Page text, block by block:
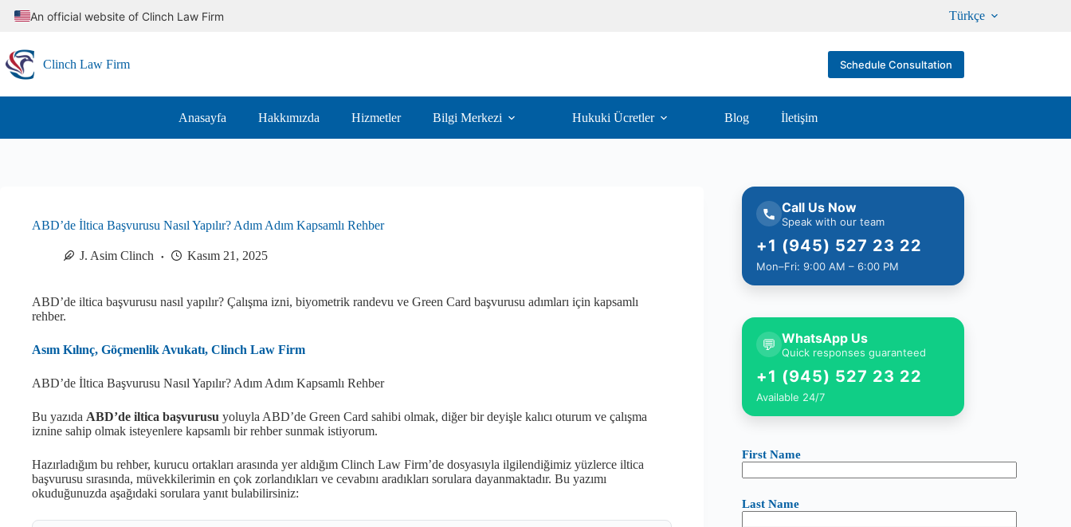
An official website of Clinch Law Firm Türkçe
Clinch Law Firm Schedule Consultation
Anasayfa Hakkımızda Hizmetler Bilgi Merkezi Hukuki Ücretler Blog İletişim
ABD’de İltica Başvurusu Nasıl Yapılır? Adım Adım Kapsamlı Rehber
J. Asim Clinch Kasım 21, 2025
ABD’de iltica başvurusu nasıl yapılır? Çalışma izni, biyometrik randevu ve Green Card başvurusu adımları için kapsamlı
rehber.
Asım Kılınç, Göçmenlik Avukatı, Clinch Law Firm
ABD’de İltica Başvurusu Nasıl Yapılır? Adım Adım Kapsamlı Rehber
Bu yazıda ABD’de iltica başvurusu yoluyla ABD’de Green Card sahibi olmak, diğer bir deyişle kalıcı oturum ve çalışma
iznine sahip olmak isteyenlere kapsamlı bir rehber sunmak istiyorum.
Hazırladığım bu rehber, kurucu ortakları arasında yer aldığım Clinch Law Firm’de dosyasıyla ilgilendiğimiz yüzlerce iltica
başvurusu sırasında, müvekkilerimin en çok zorlandıkları ve cevabını aradıkları sorulara dayanmaktadır. Bu yazımı
okuduğunuzda aşağıdaki sorulara yanıt bulabilirsiniz:
Call Us Now
Speak with our team
+1 (945) 527 23 22
Mon–Fri: 9:00 AM – 6:00 PM
💬 WhatsApp Us
Quick responses guaranteed
+1 (945) 527 23 22
Available 24/7
First Name
Last Name